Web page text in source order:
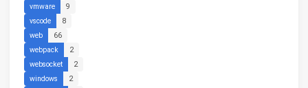
vmware
9
vscode
8
web
66
webpack
2
websocket
2
windows
2